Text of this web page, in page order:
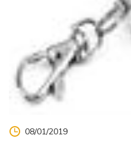
08/01/2019